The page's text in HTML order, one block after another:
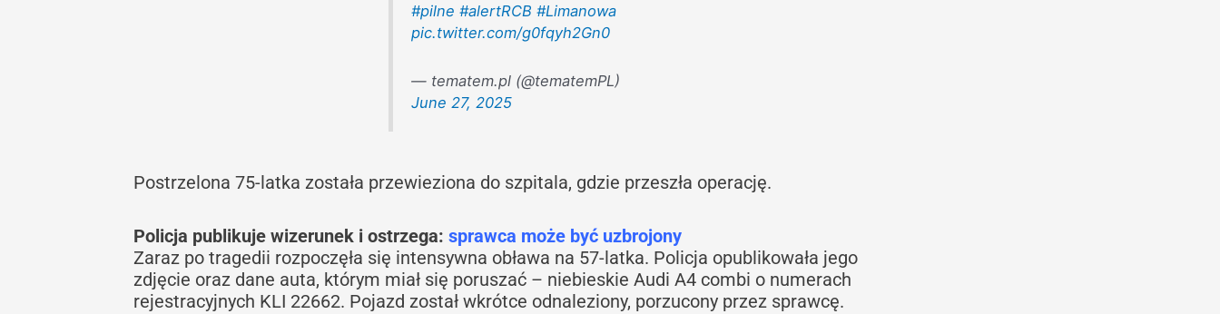
#pilne #alertRCB #Limanowa
pic.twitter.com/g0fqyh2Gn0
— tematem.pl (@tematemPL)
June 27, 2025
Postrzelona 75-latka została przewieziona do szpitala, gdzie przeszła operację.
Policja publikuje wizerunek i ostrzega: sprawca może być uzbrojony
Zaraz po tragedii rozpoczęła się intensywna obława na 57-latka. Policja opublikowała jego
zdjęcie oraz dane auta, którym miał się poruszać – niebieskie Audi A4 combi o numerach
rejestracyjnych KLI 22662. Pojazd został wkrótce odnaleziony, porzucony przez sprawcę.